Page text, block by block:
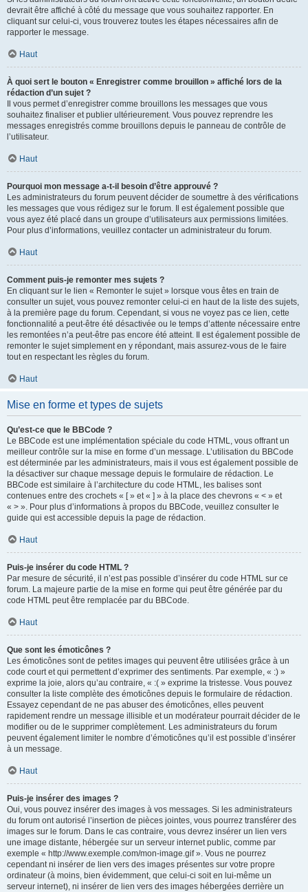
devrait être affiché à côté du message que vous souhaitez rapporter. En
cliquant sur celui-ci, vous trouverez toutes les étapes nécessaires afin de
rapporter le message.
Haut
À quoi sert le bouton « Enregistrer comme brouillon » affiché lors de la
rédaction d’un sujet ?
Il vous permet d’enregistrer comme brouillons les messages que vous
souhaitez finaliser et publier ultérieurement. Vous pouvez reprendre les
messages enregistrés comme brouillons depuis le panneau de contrôle de
l’utilisateur.
Haut
Pourquoi mon message a-t-il besoin d’être approuvé ?
Les administrateurs du forum peuvent décider de soumettre à des vérifications
les messages que vous rédigez sur le forum. Il est également possible que
vous ayez été placé dans un groupe d’utilisateurs aux permissions limitées.
Pour plus d’informations, veuillez contacter un administrateur du forum.
Haut
Comment puis-je remonter mes sujets ?
En cliquant sur le lien « Remonter le sujet » lorsque vous êtes en train de
consulter un sujet, vous pouvez remonter celui-ci en haut de la liste des sujets,
à la première page du forum. Cependant, si vous ne voyez pas ce lien, cette
fonctionnalité a peut-être été désactivée ou le temps d’attente nécessaire entre
les remontées n’a peut-être pas encore été atteint. Il est également possible de
remonter le sujet simplement en y répondant, mais assurez-vous de le faire
tout en respectant les règles du forum.
Haut
Mise en forme et types de sujets
Qu’est-ce que le BBCode ?
Le BBCode est une implémentation spéciale du code HTML, vous offrant un
meilleur contrôle sur la mise en forme d’un message. L’utilisation du BBCode
est déterminée par les administrateurs, mais il vous est également possible de
la désactiver sur chaque message depuis le formulaire de rédaction. Le
BBCode est similaire à l’architecture du code HTML, les balises sont
contenues entre des crochets « [ » et « ] » à la place des chevrons « < » et
« > ». Pour plus d’informations à propos du BBCode, veuillez consulter le
guide qui est accessible depuis la page de rédaction.
Haut
Puis-je insérer du code HTML ?
Par mesure de sécurité, il n’est pas possible d’insérer du code HTML sur ce
forum. La majeure partie de la mise en forme qui peut être générée par du
code HTML peut être remplacée par du BBCode.
Haut
Que sont les émoticônes ?
Les émoticônes sont de petites images qui peuvent être utilisées grâce à un
code court et qui permettent d’exprimer des sentiments. Par exemple, « :) »
exprime la joie, alors qu’au contraire, « :( » exprime la tristesse. Vous pouvez
consulter la liste complète des émoticônes depuis le formulaire de rédaction.
Essayez cependant de ne pas abuser des émoticônes, elles peuvent
rapidement rendre un message illisible et un modérateur pourrait décider de le
modifier ou de le supprimer complètement. Les administrateurs du forum
peuvent également limiter le nombre d’émoticônes qu’il est possible d’insérer
à un message.
Haut
Puis-je insérer des images ?
Oui, vous pouvez insérer des images à vos messages. Si les administrateurs
du forum ont autorisé l’insertion de pièces jointes, vous pourrez transférer des
images sur le forum. Dans le cas contraire, vous devrez insérer un lien vers
une image distante, hébergée sur un serveur internet public, comme par
exemple « http://www.exemple.com/mon-image.gif ». Vous ne pourrez
cependant ni insérer de lien vers des images présentes sur votre propre
ordinateur (à moins, bien évidemment, que celui-ci soit en lui-même un
serveur internet), ni insérer de lien vers des images hébergées derrière un